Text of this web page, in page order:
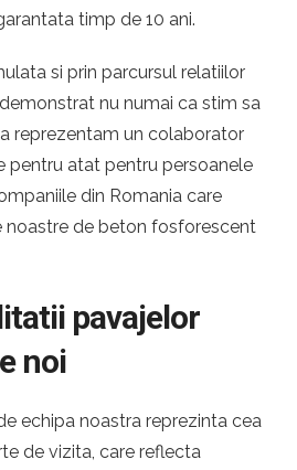
timp de 10 ani.
si prin parcursul relatiilor
nu numai ca stim sa
reprezentam un colaborator
pentru atat pentru persoanele
din Romania care
noastre de beton fosforescent
pavajelor
noi
echipa noastra reprezinta cea
de vizita, care reflecta